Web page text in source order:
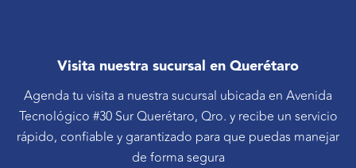
Visita nuestra sucursal en Querétaro
Agenda tu visita a nuestra sucursal ubicada en Avenida
Tecnológico #30 Sur Querétaro, Qro. y recibe un servicio
rápido, confiable y garantizado para que puedas manejar
de forma segura